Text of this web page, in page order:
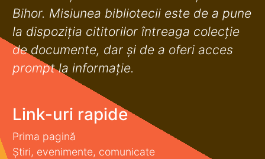
Bihor. Misiunea bibliotecii este de a pune
la dispoziţia cititorilor întreaga colecţie
de documente, dar şi de a oferi acces
prompt la informaţie.
Link-uri rapide
Prima pagină
Știri, evenimente, comunicate